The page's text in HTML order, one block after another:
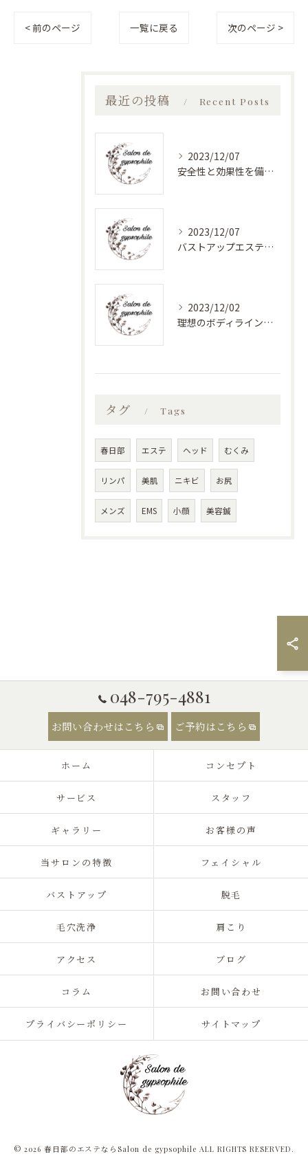
< 前のページ 一覧に戻る 次のページ >
最近の投稿 Recent Posts
2023/12/07
安全性と効果性を備えたバストアップエステ
2023/12/07
バストアップエステで美しく健康的なバストに！最新バストケアサロン特集
2023/12/02
理想のボディラインへ！安心のバストアップエステ
タグ Tags
春日部 エステ ヘッド むくみ
リンパ 美肌 ニキビ お尻
メンズ EMS 小顔 美容鍼
048-795-4881
お問い合わせはこちら ご予約はこちら
ホーム コンセプト
サービス スタッフ
ギャラリー お客様の声
当サロンの特徴 フェイシャル
バストアップ 脱毛
毛穴洗浄 肩こり
アクセス ブログ
コラム お問い合わせ
プライバシーポリシー サイトマップ
© 2026 春日部のエステならSalon de gypsophile ALL RIGHTS RESERVED.